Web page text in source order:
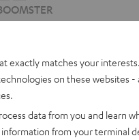
NightSand
€
exactly matches your
on these websites -
data from you and learn
from your terminal